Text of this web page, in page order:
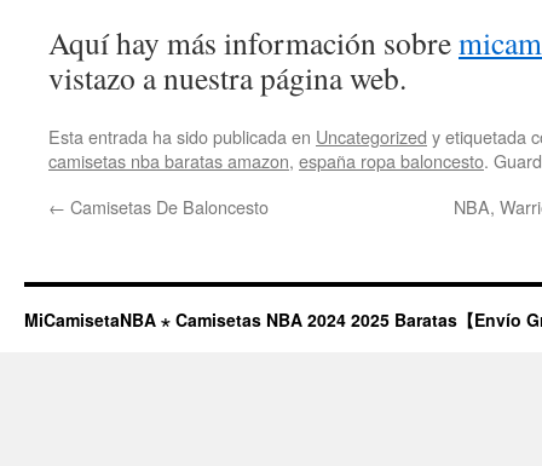
Aquí hay más información sobre
vistazo a nuestra página web.
Esta entrada ha sido publicada en Uncategorized y etiquetada
camisetas nba baratas amazon, españa ropa baloncesto.
← Camisetas De Baloncesto NBA,
MiCamisetaNBA ⋆ Camisetas NBA 2024 2025 Baratas【Envío